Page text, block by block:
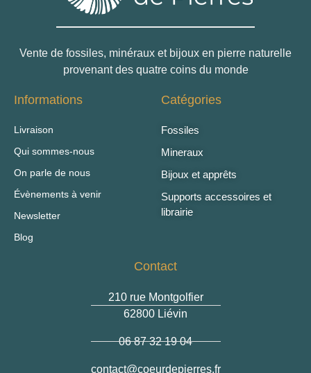
Vente de fossiles, minéraux et bijoux en pierre naturelle
provenant des quatre coins du monde
Informations
Livraison
Qui sommes-nous
On parle de nous
Évènements à venir
Newsletter
Blog
Catégories
Fossiles
Mineraux
Bijoux et apprêts
Supports accessoires et
librairie
Contact
210 rue Montgolfier
62800 Liévin
06 87 32 19 04
rf.serreipedrueoc
@tcatnoc